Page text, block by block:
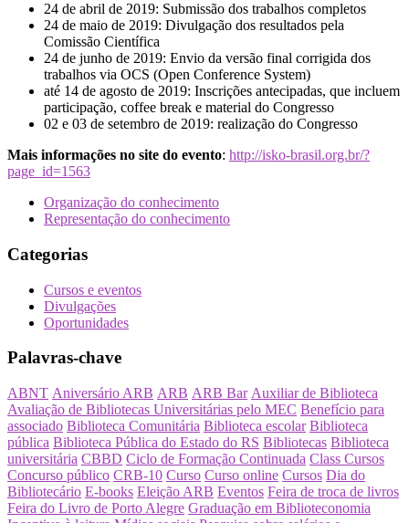
24 de abril de 2019: Submissão dos trabalhos completos
24 de maio de 2019: Divulgação dos resultados pela
Comissão Científica
24 de junho de 2019: Envio da versão final corrigida dos
trabalhos via OCS (Open Conference System)
até 14 de agosto de 2019: Inscrições antecipadas, que incluem
participação, coffee break e material do Congresso
02 e 03 de setembro de 2019: realização do Congresso
Mais informações no site do evento: http://isko-brasil.org.br/?
page_id=1563
Organização do conhecimento
Representação do conhecimento
Categorias
Cursos e eventos
Divulgações
Oportunidades
Palavras-chave
ABNT Aniversário ARB ARB ARB Bar Auxiliar de Biblioteca
Avaliação de Bibliotecas Universitárias pelo MEC Benefício para
associado Biblioteca Comunitária Biblioteca escolar Biblioteca
pública Biblioteca Pública do Estado do RS Bibliotecas Biblioteca
universitária CBBD Ciclo de Formação Continuada Class Cursos
Concurso público CRB-10 Curso Curso online Cursos Dia do
Bibliotecário E-books Eleição ARB Eventos Feira de troca de livros
Feira do Livro de Porto Alegre Graduação em Biblioteconomia